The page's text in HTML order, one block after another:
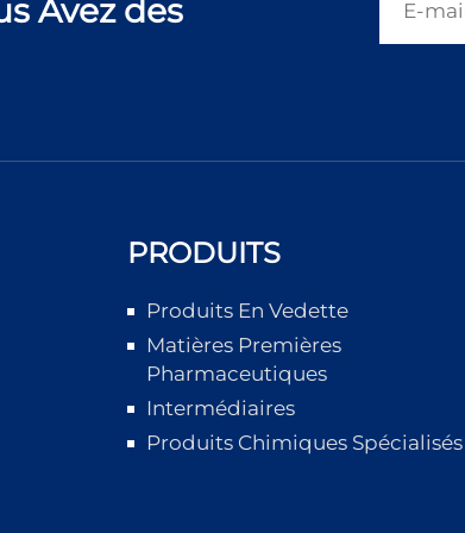
Avez des
PRODUITS
Produits En Vedette
Matières Premières
Pharmaceutiques
Intermédiaires
Produits Chimiques Spécialisés